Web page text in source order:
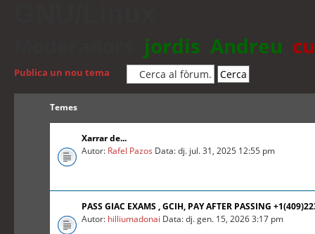
jordis Andreu
Publica un nou tema
Temes
Xarrar de...
Autor: Rafel Pazos Data: dj. jul. 31, 2025 12:55 pm
PASS GIAC EXAMS , GCIH, PAY AFTER PASSING
Autor: hilliumadonai Data: dj. gen. 15, 2026 3:17 pm